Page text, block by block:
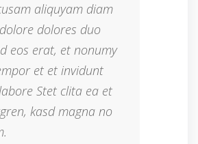
aliquyam diam
dolores duo
eos erat, et nonumy
et et invidunt
Stet clita ea et
kasd magna no